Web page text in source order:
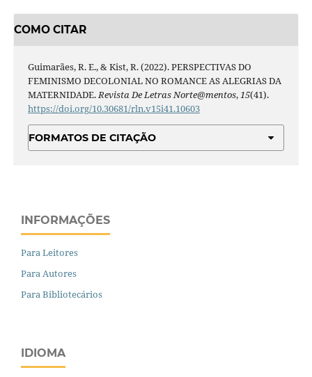
COMO CITAR
Guimarães, R. E., & Kist, R. (2022). PERSPECTIVAS DO
FEMINISMO DECOLONIAL NO ROMANCE AS ALEGRIAS DA
MATERNIDADE.Revista De Letras Norte@mentos,15(41).
https://doi.org/10.30681/rln.v15i41.10603
FORMATOS DE CITAÇÃO
INFORMAÇÕES
Para Leitores
Para Autores
Para Bibliotecários
IDIOMA